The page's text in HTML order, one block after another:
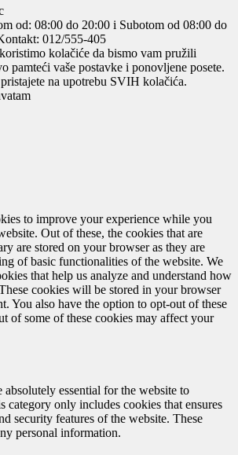
od: 08:00 do 20:00 i Subotom od 08:00 do
012/555-405
kolačiće da bismo vam pružili
pamteći vaše postavke i ponovljene posete.
na upotrebu SVIH kolačića.
to improve your experience while you
Out of these, the cookies that are
are stored on your browser as they are
of basic functionalities of the website. We
that help us analyze and understand how
cookies will be stored in your browser
You also have the option to opt-out of these
of some of these cookies may affect your
absolutely essential for the website to
category only includes cookies that ensures
security features of the website. These
personal information.